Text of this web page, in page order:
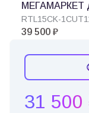
МЕГАМАРКЕТ
RTL15CK-
39 500 ₽
31 500